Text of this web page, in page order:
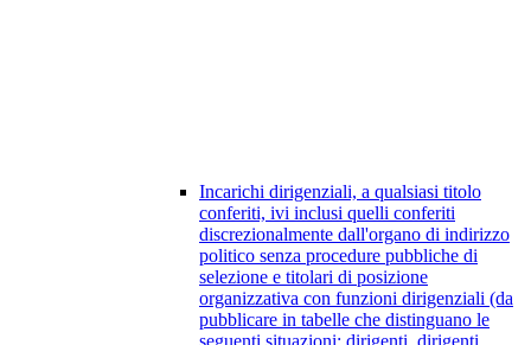
Incarichi dirigenziali, a qualsiasi titolo
conferiti, ivi inclusi quelli conferiti
discrezionalmente dall'organo di indirizzo
politico senza procedure pubbliche di
selezione e titolari di posizione
organizzativa con funzioni dirigenziali (da
pubblicare in tabelle che distinguano le